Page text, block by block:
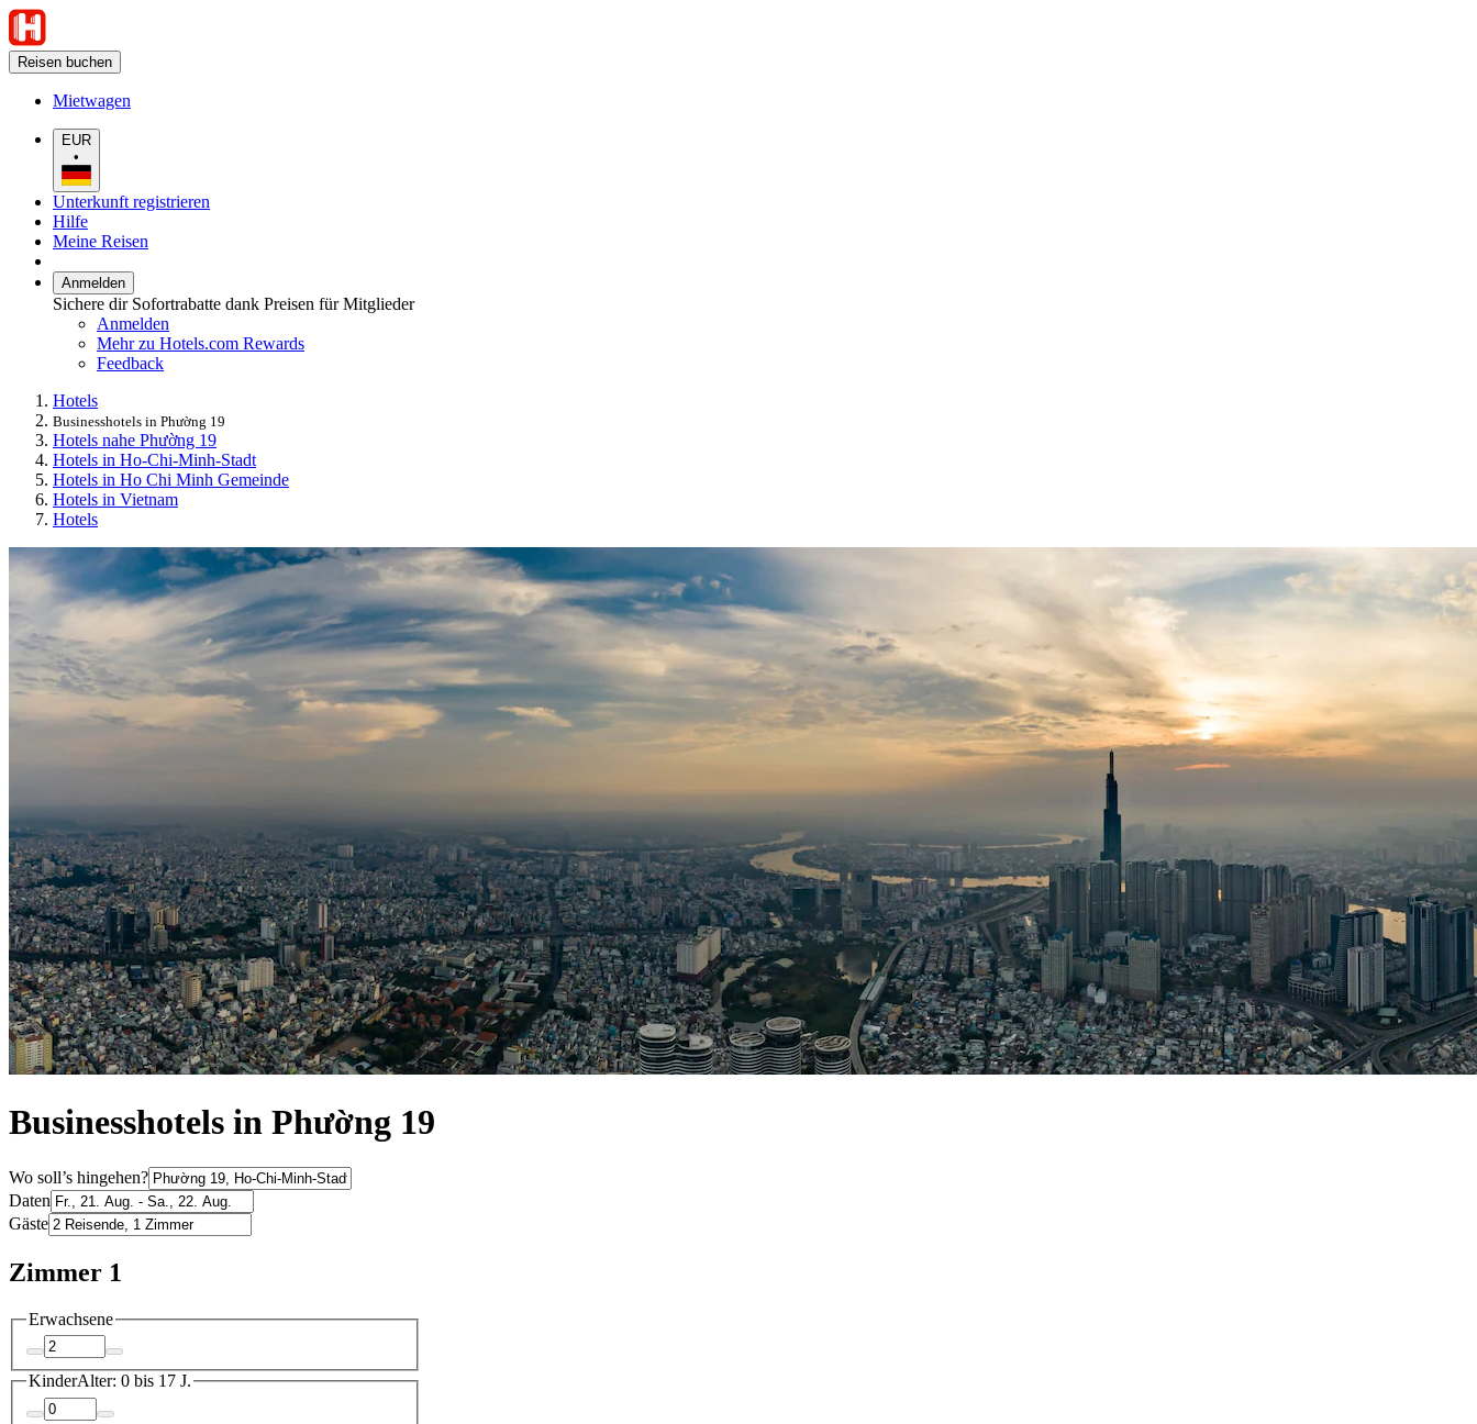
Reisen buchen
Mietwagen
EUR
•
Unterkunft registrieren
Hilfe
Meine Reisen
Anmelden
Sichere dir Sofortrabatte dank Preisen für Mitglieder
Anmelden
Mehr zu Hotels.com Rewards
Feedback
Hotels
Businesshotels in Phường 19
Hotels nahe Phường 19
Hotels in Ho-Chi-Minh-Stadt
Hotels in Ho Chi Minh Gemeinde
Hotels in Vietnam
Hotels
Businesshotels in Phường 19
Wo soll’s hingehen?
Daten
Gäste
Zimmer 1
Erwachsene
KinderAlter: 0 bis 17 J.